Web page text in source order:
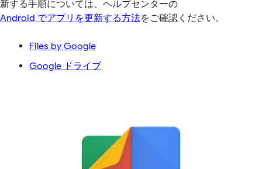
新する手順については、ヘルプセンターの
Android でアプリを更新する方法をご確認ください。
Files by Google
Google ドライブ